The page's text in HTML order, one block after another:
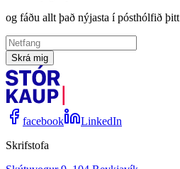
og fáðu allt það nýjasta í pósthólfið þitt
Skrá mig
facebook
LinkedIn
Skrifstofa